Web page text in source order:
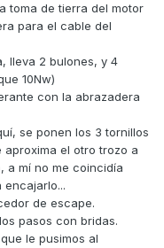
toma de tierra del motor
para el cable del
lleva 2 bulones, y 4
10Nw)
con la abrazadera
se ponen los 3 tornillos
el otro trozo a
a mí no me coincidía
encajarlo...
de escape.
pasos con bridas.
le pusimos al